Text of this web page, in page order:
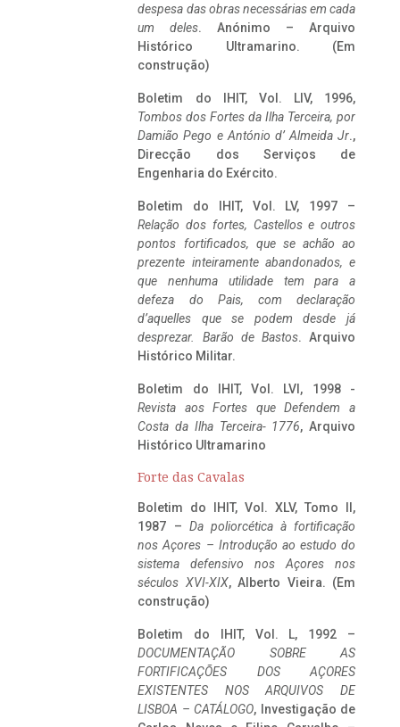
despesa das obras necessárias em cada
um deles. Anónimo – Arquivo
Histórico Ultramarino. (Em
construção)
Boletim do IHIT, Vol. LIV, 1996,
Tombos dos Fortes da Ilha Terceira, por
Damião Pego e António d’ Almeida Jr.,
Direcção dos Serviços de
Engenharia do Exército.
Boletim do IHIT, Vol. LV, 1997 –
Relação dos fortes, Castellos e outros
pontos fortificados, que se achão ao
prezente inteiramente abandonados, e
que nenhuma utilidade tem para a
defeza do Pais, com declaração
d’aquelles que se podem desde já
desprezar. Barão de Bastos. Arquivo
Histórico Militar.
Boletim do IHIT, Vol. LVI, 1998 -
Revista aos Fortes que Defendem a
Costa da Ilha Terceira- 1776, Arquivo
Histórico Ultramarino
Forte das Cavalas
Boletim do IHIT, Vol. XLV, Tomo II,
1987 – Da poliorcética à fortificação
nos Açores – Introdução ao estudo do
sistema defensivo nos Açores nos
séculos XVI-XIX, Alberto Vieira. (Em
construção)
Boletim do IHIT, Vol. L, 1992 –
DOCUMENTAÇÃO SOBRE AS
FORTIFICAÇÕES DOS AÇORES
EXISTENTES NOS ARQUIVOS DE
LISBOA – CATÁLOGO, Investigação de